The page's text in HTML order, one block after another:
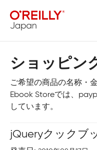
ショッピン
ご希望の商品の名称・
Ebook Storeでは、
しています。
jQueryクックブ